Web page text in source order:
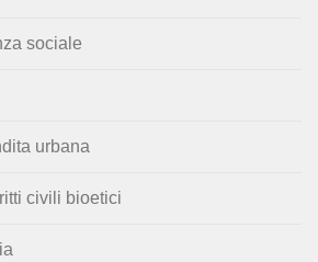
sociale
urbana
civili bioetici